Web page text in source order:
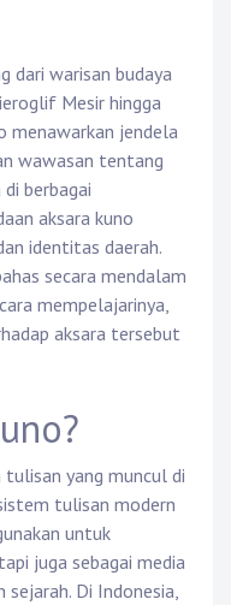
dari warisan budaya
Mesir hingga
menawarkan jendela
wawasan tentang
berbagai
aksara kuno
identitas daerah.
secara mendalam
mempelajarinya,
aksara tersebut
yang muncul di
tulisan modern
untuk
juga sebagai media
sejarah. Di Indonesia,